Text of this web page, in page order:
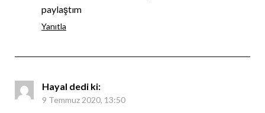
paylaştım
Yanıtla
Hayal dedi ki:
9 Temmuz 2020, 13:50